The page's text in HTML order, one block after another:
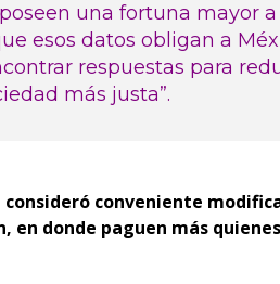
una fortuna mayor
esos datos obligan a
respuestas para
más justa”.
consideró conveniente
en donde paguen más